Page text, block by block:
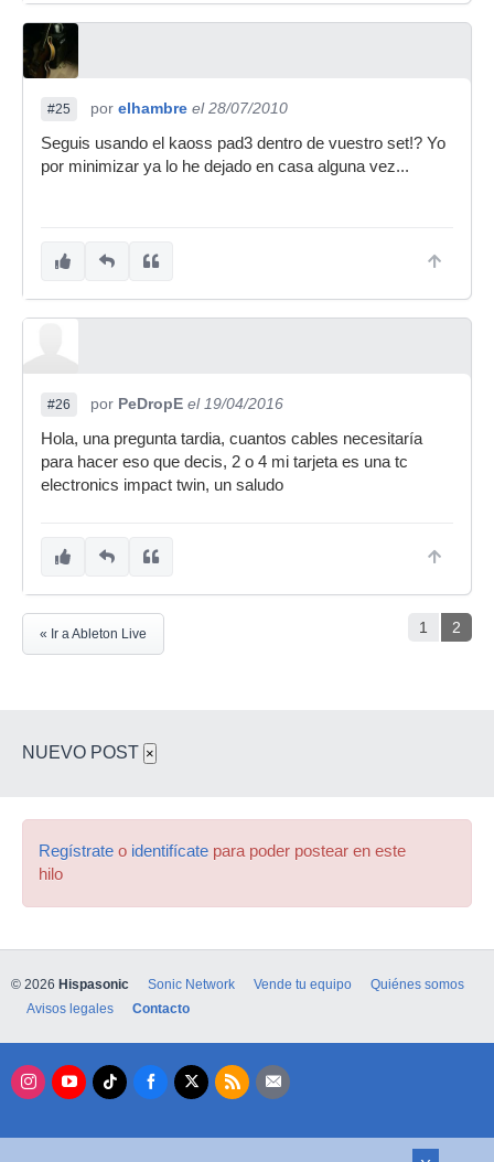
#25 por elhambre el 28/07/2010
Seguis usando el kaoss pad3 dentro de vuestro set!? Yo
por minimizar ya lo he dejado en casa alguna vez...
#26 por PeDropE el 19/04/2016
Hola, una pregunta tardia, cuantos cables necesitaría
para hacer eso que decis, 2 o 4 mi tarjeta es una tc
electronics impact twin, un saludo
1 2
« Ir a Ableton Live
NUEVO POST ×
Regístrate o identifícate para poder postear en este
hilo
© 2026 Hispasonic Sonic Network Vende tu equipo
Quiénes somos
Avisos legales
Contacto